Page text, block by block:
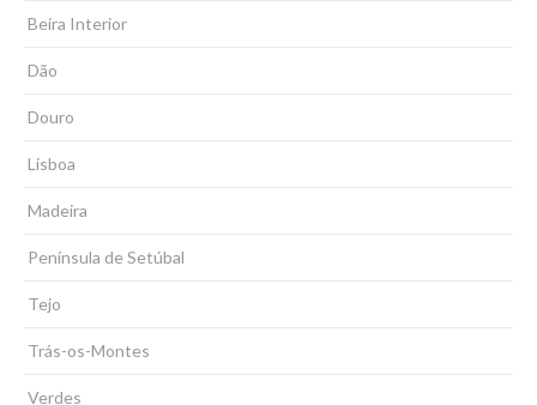
Beira Interior
Dão
Douro
Lisboa
Madeira
Península de Setúbal
Tejo
Trás-os-Montes
Verdes